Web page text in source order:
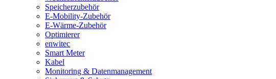
Speicherzubehör
E-Mobility-Zubehör
E-Wärme-Zubehör
Optimierer
enwitec
Smart Meter
Kabel
Monitoring & Datenmanagement